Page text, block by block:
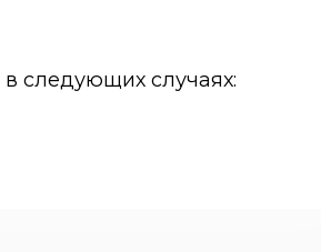
следующих случаях: